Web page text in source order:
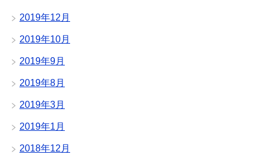
2019年12月
2019年10月
2019年9月
2019年8月
2019年3月
2019年1月
2018年12月